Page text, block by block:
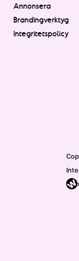
Annonsera
Brandingverktyg
Integritetspolicy